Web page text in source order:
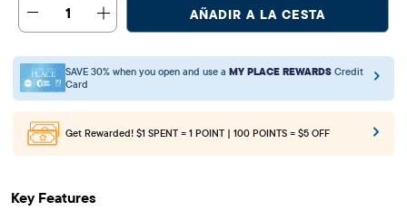
1 AÑADIR A LA CESTA
SAVE 30% when you open and use a MY PLACE REWARDS Credit
Card
Get Rewarded! $1 SPENT = 1 POINT | 100 POINTS = $5 OFF
Key Features